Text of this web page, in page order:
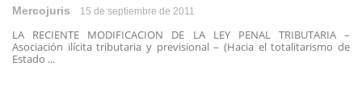
Mercojuris 15 de septiembre de 2011
LA RECIENTE MODIFICACION DE LA LEY PENAL TRIBUTARIA –
Asociación ilícita tributaria y previsional – (Hacia el totalitarismo de
Estado ...